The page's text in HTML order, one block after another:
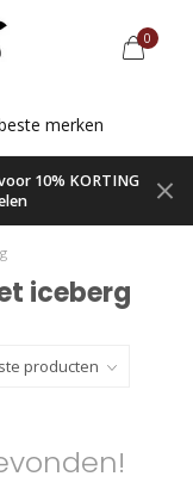
0
merken
10% KORTING
iceberg